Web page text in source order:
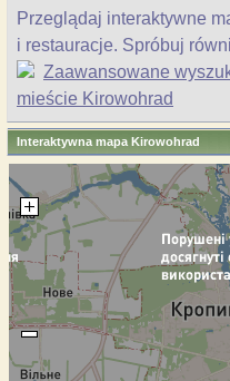
Przeglądaj interaktywne
i restauracje. Spróbuj
Zaawansowane
mieście Kirowohrad
Interaktywna mapa Kirowohrad